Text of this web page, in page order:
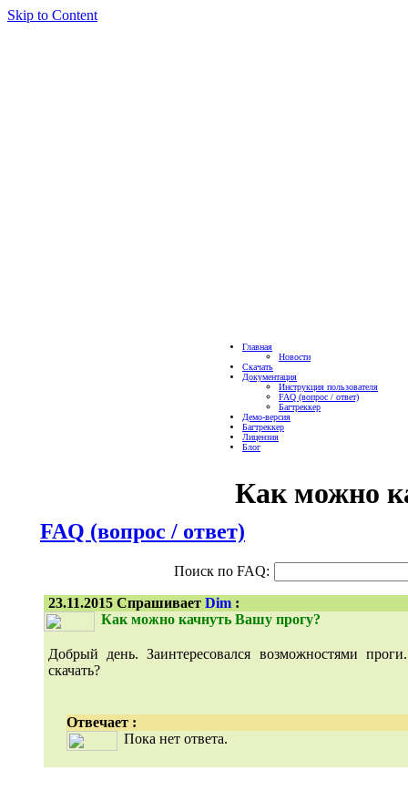
Skip to Content
Главная
Новости
Скачать
Документация
Инструкция пользователя
FAQ (вопрос / ответ)
Багтреккер
Демо-версия
Багтреккер
Лицензия
Блог
Как можно
FAQ (вопрос / ответ)
Поиск по FAQ:
23.11.2015 Спрашивает Dim :
Как можно качнуть Вашу прогу?
Добрый день. Заинтересовался возможностями
скачать?
Отвечает :
Пока нет ответа.